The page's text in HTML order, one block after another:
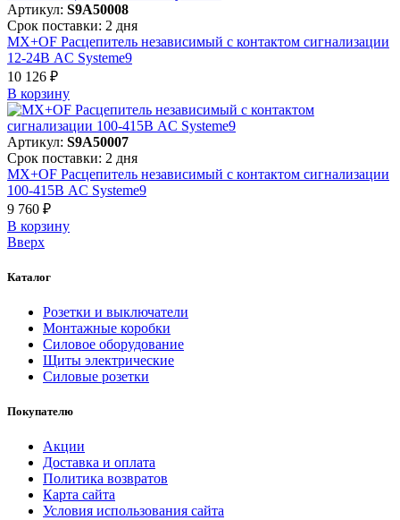
Артикул: S9A50008
Срок поставки: 2 дня
MX+OF Расцепитель независимый с контактом сигнализации
12-24В AC Systeme9
10 126 ₽
В корзинy
Артикул: S9A50007
Срок поставки: 2 дня
MX+OF Расцепитель независимый с контактом сигнализации
100-415В AC Systeme9
9 760 ₽
В корзинy
Вверх
Каталог
Розетки и выключатели
Монтажные коробки
Силовое оборудование
Щиты электрические
Силовые розетки
Покупателю
Акции
Доставка и оплата
Политика возвратов
Карта сайта
Условия использования сайта